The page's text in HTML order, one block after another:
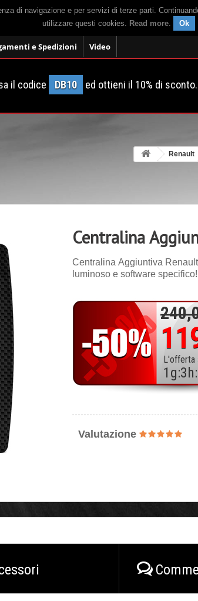
di navigazione e per servizi di terze parti.
utilizzare questi cookies. Read more. Ok
e Spedizioni Video
il codice DB10 ed ottieni il 10% di sconto.
Renault
Centralina
Centralina Aggiuntiva
luminoso e software specifico!
L'offerta
1 g:3 h:
Valutazione